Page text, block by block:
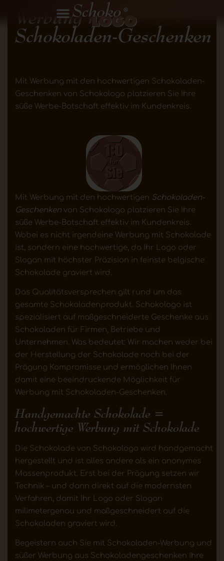
Werbung mit
Schokoladen-Geschenken
Mit Werbung mit den hochwertigen Schokoladen-
Geschenken von Schokologo platzieren Sie Ihre
süße Werbe-Botschaft effektiv im Kundenkreis.
Mit Werbung mit den hochwertigen Schokoladen-
Geschenken von Schokologo platzieren Sie Ihre
süße Werbe-Botschaft effektiv im Kundenkreis.
Wobei es nicht irgendeine Werbung mit Schokolade
ist, sondern eine hochwertige, da Ihr Logo oder
Slogan mit höchster Präzision in feinste belgische
Schokolade graviert wird.
Das Qualitätsversprechen gilt rund um das
gesamte Schokoladenprodukt. Schokologo ist
spezialisiert auf maßgeschneiderte Geschenke aus
Schokoladen für Firmen, Betriebe und
Unternehmen. Was bedeutet: Wir machen weder bei
der Herstellung der Schokolade noch bei der
Prägung Kompromisse und ermöglichen Ihnen
damit eine beeindruckende Möglichkeit für
Werbung mit Schokoladen-Geschenken.
Handgemachte Schokolade =
hochwertige Werbung mit Schokolade
Die Schokolade von Schokologo wird handgemacht
hergestellt und ist alles andere als ein anonymes
Massenprodukt. Erst bei der Prägung setzen wir
Technik – und dann direkt auf die modernsten
Verfahren, damit Ihr Logo oder Slogan
milimetergenau und maßgeschneidert auf die
Schokoladen graviert wird.
Begeistern auch Sie mit Schokoladen-Werbung und
süßer Werbung aus Schokoladengeschenken Ihre